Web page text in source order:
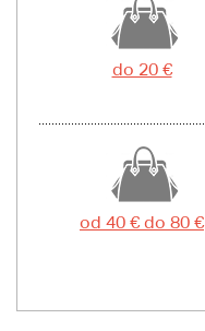
do 20 €
od 40 € do 80 €